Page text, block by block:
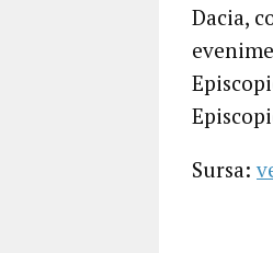
Dacia,
Sursa: